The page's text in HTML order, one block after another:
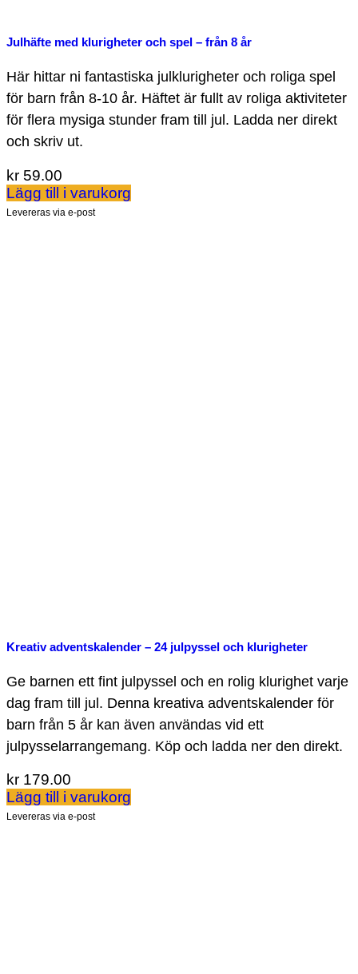
Julhäfte med klurigheter och spel – från 8 år
Här hittar ni fantastiska julklurigheter och roliga spel
för barn från 8-10 år. Häftet är fullt av roliga aktiviteter
för flera mysiga stunder fram till jul. Ladda ner direkt
och skriv ut.
kr 59.00
Lägg till i varukorg
Levereras via e-post
Kreativ adventskalender – 24 julpyssel och klurigheter
Ge barnen ett fint julpyssel och en rolig klurighet varje
dag fram till jul. Denna kreativa adventskalender för
barn från 5 år kan även användas vid ett
julpysselarrangemang. Köp och ladda ner den direkt.
kr 179.00
Lägg till i varukorg
Levereras via e-post